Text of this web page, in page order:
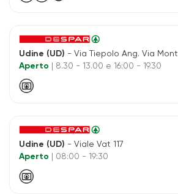
Udine (UD) - Via Tiepolo Ang. Via Montegrappa
Aperto
| 8.30 - 13.00 e 16:00 - 19.30
Udine (UD) - Viale Vat 117
Aperto
| 08:00 - 19:30